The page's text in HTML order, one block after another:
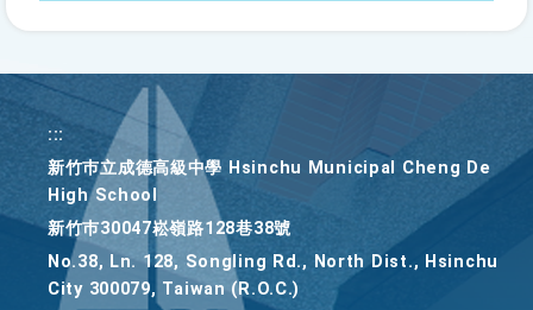
:::
新竹巿立成德高級中學 Hsinchu Municipal Cheng De
High School
新竹巿30047崧嶺路128巷38號
No.38, Ln. 128, Songling Rd., North Dist., Hsinchu
City 300079, Taiwan (R.O.C.)